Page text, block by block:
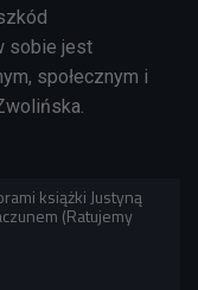
sobie jest
społecznym i
książki Justyną
(Ratujemy